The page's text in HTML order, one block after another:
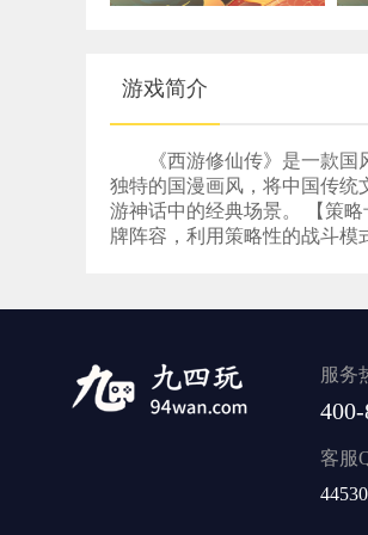
游戏简介
《西游修仙传》是一款
独特的国漫画风，将中国传统
游神话中的经典场景。 【策
牌阵容，利用策略性的战斗模
服务
客服